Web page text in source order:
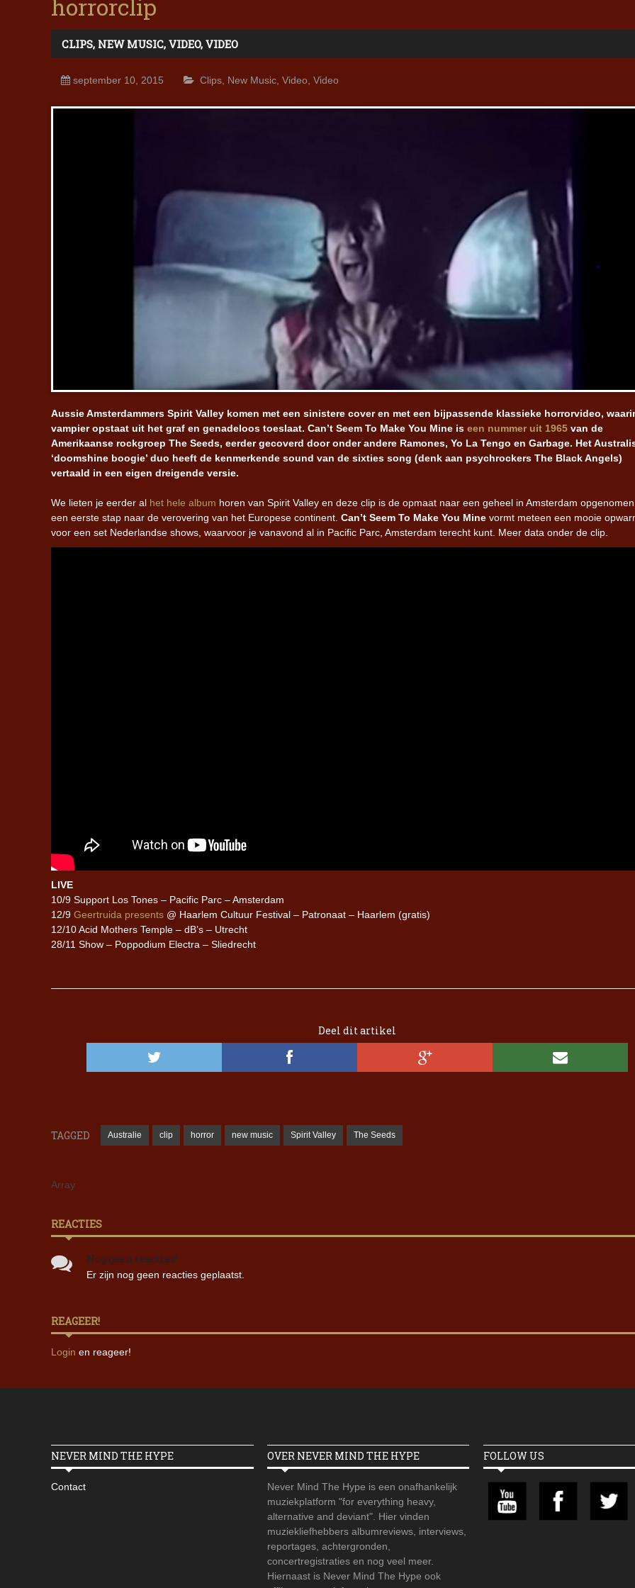
horrorclip
CLIPS, NEW MUSIC, VIDEO, VIDEO
september 10, 2015 Clips New Music Video Video
Aussie Amsterdammers Spirit Valley komen met een sinistere cover en met een bijpassende klassieke horrorvideo,
vampier opstaat uit het graf en genadeloos toeslaat. Can’t Seem To Make You Mine is een nummer uit 1965 van de
Amerikaanse rockgroep The Seeds, eerder gecoverd door onder andere Ramones, Yo La Tengo en Garbage. Het
‘doomshine boogie’ duo heeft de kenmerkende sound van de sixties song (denk aan psychrockers The Black Angels)
vertaald in een eigen dreigende versie.
We lieten je eerder al het hele album horen van Spirit Valley en deze clip is de opmaat naar een geheel in Amsterdam opgenomen
een eerste stap naar de verovering van het Europese continent. Can’t Seem To Make You Mine vormt meteen een mooie
voor een set Nederlandse shows, waarvoor je vanavond al in Pacific Parc, Amsterdam terecht kunt. Meer data onder de clip.
LIVE
10/9 Support Los Tones – Pacific Parc – Amsterdam
12/9 Geertruida presents @ Haarlem Cultuur Festival – Patronaat – Haarlem (gratis)
12/10 Acid Mothers Temple – dB’s – Utrecht
28/11 Show – Poppodium Electra – Sliedrecht
Deel dit artikel
TAGGED Australie clip horror new music Spirit Valley The Seeds
Array
REACTIES
Nog geen reacties!
Er zijn nog geen reacties geplaatst.
REAGEER!
Login en reageer!
NEVER MIND THE HYPE
Contact
OVER NEVER MIND THE HYPE
Never Mind The Hype is een onafhankelijk
muziekplatform "for everything heavy,
alternative and deviant". Hier vinden
muziekliefhebbers albumreviews, interviews,
reportages, achtergronden,
concertregistraties en nog veel meer.
Hiernaast is Never Mind The Hype ook
FOLLOW US